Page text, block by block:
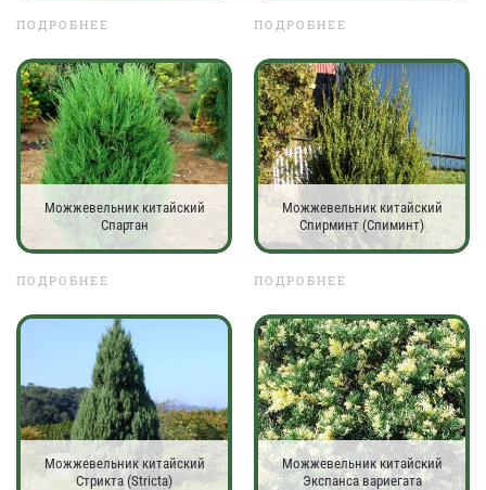
ПОДРОБНЕЕ ПОДРОБНЕЕ
Можжевельник китайский
Спартан
ПОДРОБНЕЕ
Можжевельник китайский
Спирминт (Спиминт)
ПОДРОБНЕЕ
Можжевельник китайский
Стрикта (Stricta)
Можжевельник китайский
Экспанса вариегата